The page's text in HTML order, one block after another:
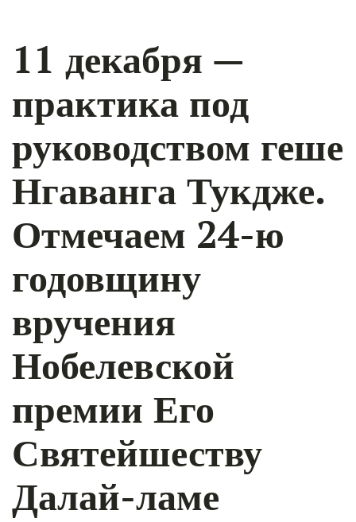
11 декабря —
практика под
руководством геше
Нгаванга Тукдже.
Отмечаем 24-ю
годовщину
вручения
Нобелевской
премии Его
Святейшеству
Далай-ламе